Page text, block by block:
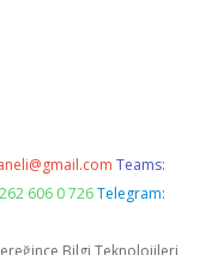
Teams:
606 0 726 Telegram:
Bilgi Teknolojileri